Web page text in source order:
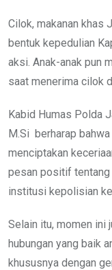
Cilok, makanan khas
bentuk kepedulian
aksi. Anak-anak pun
saat menerima cilok
Kabid Humas Polda
M.Si berharap
menciptakan
pesan positif tentang
institusi kepolisian
Selain itu, momen ini
hubungan yang baik
khususnya dengan